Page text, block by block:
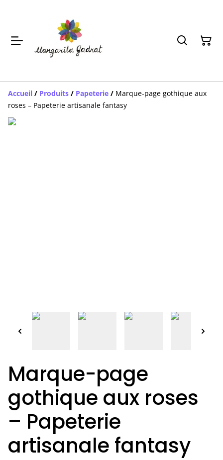
Accueil / Produits / Papeterie / Marque-page gothique aux
roses – Papeterie artisanale fantasy
Marque-page
gothique aux roses
– Papeterie
artisanale fantasy